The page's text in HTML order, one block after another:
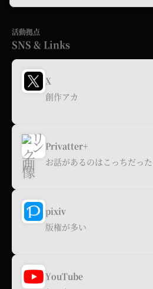
活動拠点
SNS & Links
X
創作アカ
Privatter+
お話があるのはこっちだっ
pixiv
版権が多い
YouTube